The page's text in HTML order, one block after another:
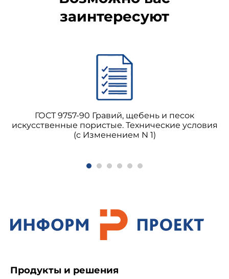
заинтересуют
ГОСТ 9757-90 Гравий, щебень и песок
искусственные пористые. Технические условия
(с Изменением N 1)
Продукты и решения